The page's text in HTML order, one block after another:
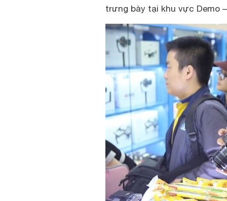
trưng bày tại khu vực Demo